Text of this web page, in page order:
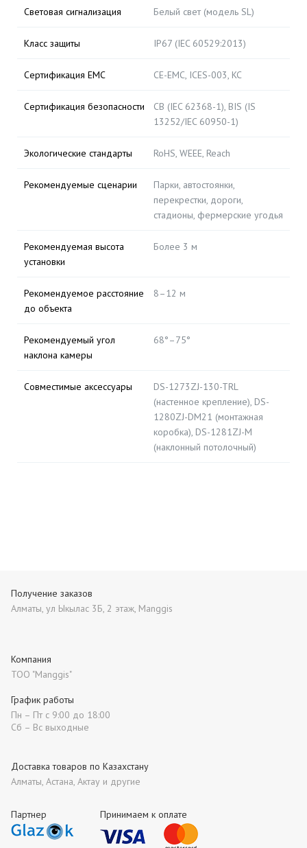
Световая сигнализация Белый свет (модель SL)
Класс защиты IP67 (IEC 60529:2013)
Сертификация EMC CE-EMC, ICES-003, KC
Сертификация безопасности
CB (IEC 62368-1), BIS (IS
13252/IEC 60950-1)
Экологические стандарты RoHS, WEEE, Reach
Рекомендуемые сценарии
Парки, автостоянки,
перекрестки, дороги,
стадионы, фермерские угодья
Рекомендуемая высота
установки
Более 3 м
Рекомендуемое расстояние
до объекта
8–12 м
Рекомендуемый угол
наклона камеры
68°–75°
Совместимые аксессуары
DS-1273ZJ-130-TRL
(настенное крепление), DS-
1280ZJ-DM21 (монтажная
коробка), DS-1281ZJ-M
(наклонный потолочный)
Партнер Принимаем к оплате
Получение заказов
Алматы, ул Ыкылас 3Б, 2 этаж, Manggis
Компания
ТОО "Manggis"
Доставка товаров по Казахстану
Алматы, Астана, Актау и другие
График работы
Пн – Пт с 9:00 до 18:00
Сб – Вс выходные